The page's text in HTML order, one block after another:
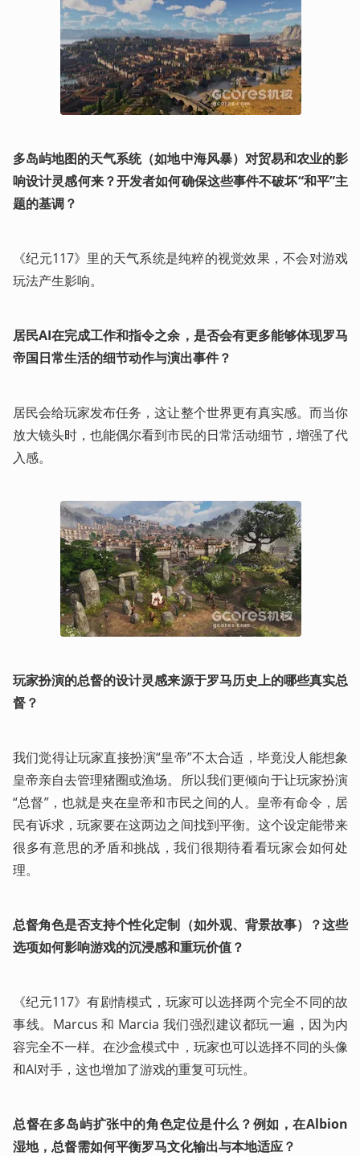
多岛屿地图的天气系统（如地中海风暴）对贸易和农业的影
响设计灵感何来？开发者如何确保这些事件不破坏“和平”主
题的基调？
《纪元117》里的天气系统是纯粹的视觉效果，不会对游戏
玩法产生影响。
居民AI在完成工作和指令之余，是否会有更多能够体现罗马
帝国日常生活的细节动作与演出事件？
居民会给玩家发布任务，这让整个世界更有真实感。而当你
放大镜头时，也能偶尔看到市民的日常活动细节，增强了代
入感。
玩家扮演的总督的设计灵感来源于罗马历史上的哪些真实总
督？
我们觉得让玩家直接扮演“皇帝”不太合适，毕竟没人能想象
皇帝亲自去管理猪圈或渔场。所以我们更倾向于让玩家扮演
“总督”，也就是夹在皇帝和市民之间的人。皇帝有命令，居
民有诉求，玩家要在这两边之间找到平衡。这个设定能带来
很多有意思的矛盾和挑战，我们很期待看看玩家会如何处
理。
总督角色是否支持个性化定制（如外观、背景故事）？这些
选项如何影响游戏的沉浸感和重玩价值？
《纪元117》有剧情模式，玩家可以选择两个完全不同的故
事线。Marcus 和 Marcia 我们强烈建议都玩一遍，因为内
容完全不一样。在沙盒模式中，玩家也可以选择不同的头像
和AI对手，这也增加了游戏的重复可玩性。
总督在多岛屿扩张中的角色定位是什么？例如，在Albion
湿地，总督需如何平衡罗马文化输出与本地适应？